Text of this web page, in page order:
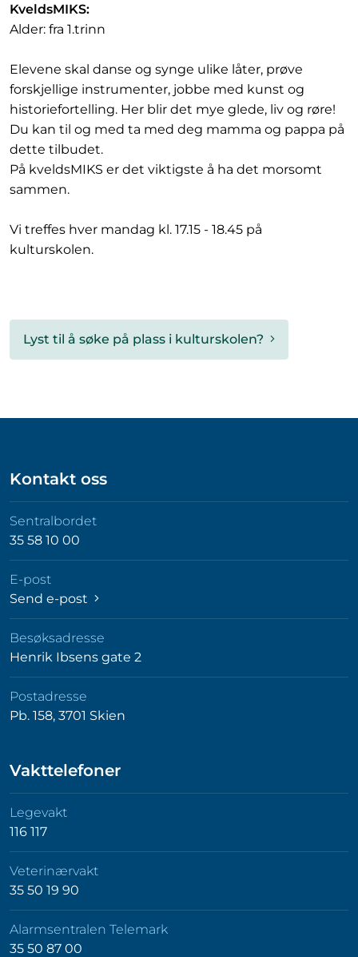
KveldsMIKS:
Alder: fra 1.trinn
Elevene skal danse og synge ulike låter, prøve
forskjellige instrumenter, jobbe med kunst og
historiefortelling. Her blir det mye glede, liv og røre!
Du kan til og med ta med deg mamma og pappa på
dette tilbudet.
På kveldsMIKS er det viktigste å ha det morsomt
sammen.
Vi treffes hver mandag kl. 17.15 - 18.45 på
kulturskolen.
Lyst til å søke på plass i kulturskolen?
Kontakt oss
Sentralbordet
35 58 10 00
E-post
Send e-post
Besøksadresse
Henrik Ibsens gate 2
Postadresse
Pb. 158, 3701 Skien
Vakttelefoner
Legevakt
116 117
Veterinærvakt
35 50 19 90
Alarmsentralen Telemark
35 50 87 00